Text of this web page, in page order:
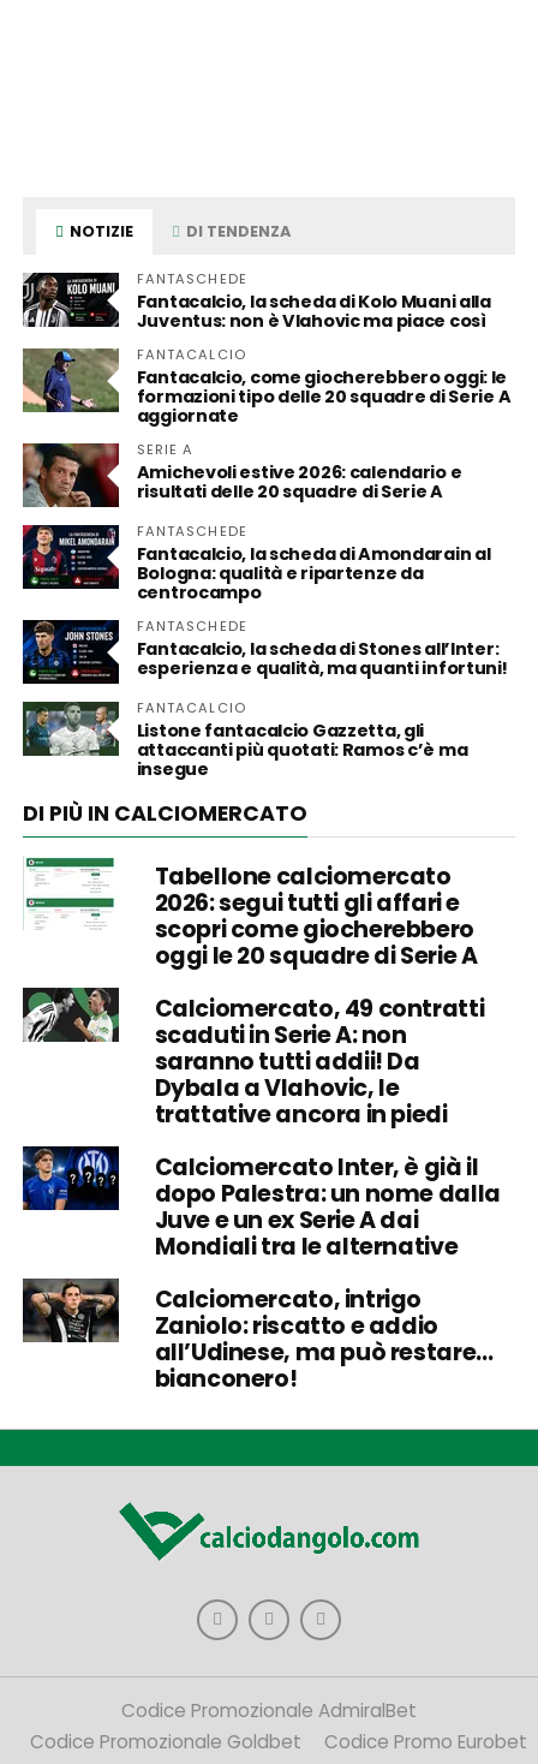
NOTIZIE DI TENDENZA
FANTASCHEDE
Fantacalcio, la scheda di Kolo Muani alla
Juventus: non è Vlahovic ma piace così
FANTACALCIO
Fantacalcio, come giocherebbero oggi: le
formazioni tipo delle 20 squadre di Serie A
aggiornate
SERIE A
Amichevoli estive 2026: calendario e
risultati delle 20 squadre di Serie A
FANTASCHEDE
Fantacalcio, la scheda di Amondarain al
Bologna: qualità e ripartenze da
centrocampo
FANTASCHEDE
Fantacalcio, la scheda di Stones all’Inter:
esperienza e qualità, ma quanti infortuni!
FANTACALCIO
Listone fantacalcio Gazzetta, gli
attaccanti più quotati: Ramos c’è ma
insegue
DI PIÙ IN CALCIOMERCATO
Tabellone calciomercato
2026: segui tutti gli affari e
scopri come giocherebbero
oggi le 20 squadre di Serie A
Calciomercato, 49 contratti
scaduti in Serie A: non
saranno tutti addii! Da
Dybala a Vlahovic, le
trattative ancora in piedi
Calciomercato Inter, è già il
dopo Palestra: un nome dalla
Juve e un ex Serie A dai
Mondiali tra le alternative
Calciomercato, intrigo
Zaniolo: riscatto e addio
all’Udinese, ma può restare…
bianconero!
Codice Promozionale AdmiralBet
Codice Promozionale Goldbet
Codice Promo Eurobet